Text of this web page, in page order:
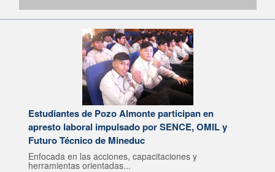
Estudiantes de Pozo Almonte participan en
apresto laboral impulsado por SENCE, OMIL y
Futuro Técnico de Mineduc
Enfocada en las acciones, capacitaciones y
herramientas orientadas...